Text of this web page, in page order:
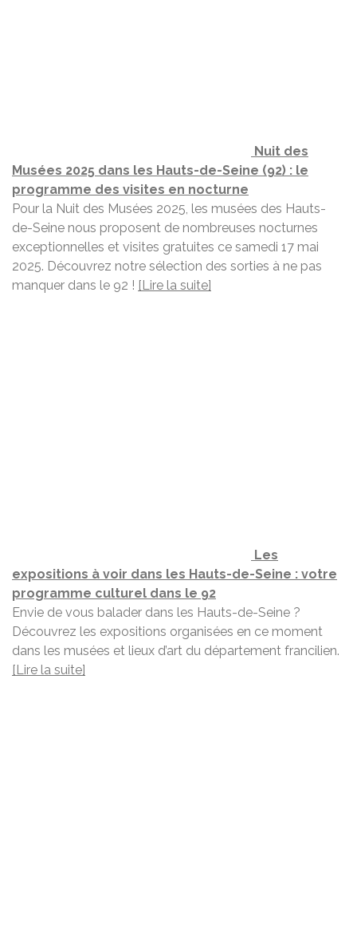
Nuit des
Musées 2025 dans les Hauts-de-Seine (92) : le
programme des visites en nocturne
Pour la Nuit des Musées 2025, les musées des Hauts-
de-Seine nous proposent de nombreuses nocturnes
exceptionnelles et visites gratuites ce samedi 17 mai
2025. Découvrez notre sélection des sorties à ne pas
manquer dans le 92 ! [Lire la suite]
Les
expositions à voir dans les Hauts-de-Seine : votre
programme culturel dans le 92
Envie de vous balader dans les Hauts-de-Seine ?
Découvrez les expositions organisées en ce moment
dans les musées et lieux d’art du département francilien.
[Lire la suite]